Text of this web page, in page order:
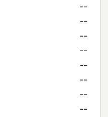
--
--
--
--
--
--
--
--